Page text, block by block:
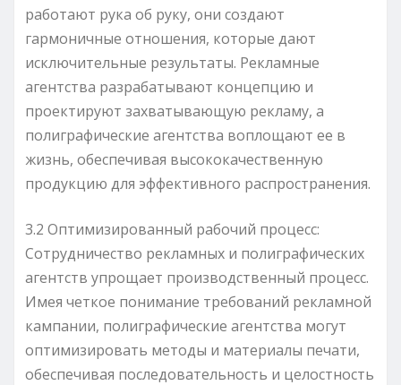
работают рука об руку, они создают
гармоничные отношения, которые дают
исключительные результаты. Рекламные
агентства разрабатывают концепцию и
проектируют захватывающую рекламу, а
полиграфические агентства воплощают ее в
жизнь, обеспечивая высококачественную
продукцию для эффективного распространения.
3.2 Оптимизированный рабочий процесс:
Сотрудничество рекламных и полиграфических
агентств упрощает производственный процесс.
Имея четкое понимание требований рекламной
кампании, полиграфические агентства могут
оптимизировать методы и материалы печати,
обеспечивая последовательность и целостность